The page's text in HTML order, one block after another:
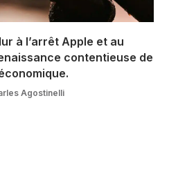
à l’arrêt Apple et au
contentieuse de
Agostinelli